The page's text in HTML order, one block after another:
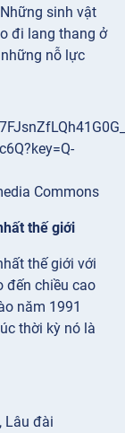
sinh vật
đi lang thang ở
nỗ lực
Commons
thế giới
thế giới với
đến chiều cao
năm 1991
thời kỳ nó là
Lâu đài